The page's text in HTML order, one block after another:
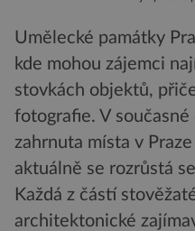
Umělecké památky
kde mohou zájemci
stovkách objektů,
fotografie. V
zahrnuta místa v
aktuálně se rozrůstá
Každá z částí
architektonické